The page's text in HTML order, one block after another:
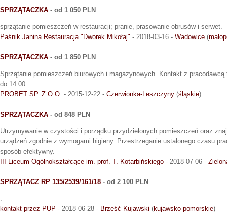
SPRZĄTACZKA - od 1 050 PLN
sprzątanie pomieszczeń w restauracji; pranie, prasowanie obrusów i serwet.
Paśnik Janina Restauracja "Dworek Mikołaj" - 2018-03-16 - Wadowice (
SPRZĄTACZKA - od 1 850 PLN
Sprzątanie pomieszczeń biurowych i magazynowych. Kontakt z
do 14.00.
PROBET SP. Z O.O. - 2015-12-22 - Czerwionka-Leszczyny (śląskie)
SPRZĄTACZKA - od 848 PLN
Utrzymywanie w czystości i porządku przydzielonych pomieszczeń oraz
urządzeń zgodnie z wymogami higieny. Przestrzeganie ustalonego czasu
sposób efektywny.
III Liceum Ogólnokształcące im. prof. T. Kotarbińskiego - 2018-07-06 -
SPRZĄTACZ RP 135/2539/161/18 - od 2 100 PLN
.
kontakt przez PUP - 2018-06-28 - Brześć Kujawski (kujawsko-pomorskie)